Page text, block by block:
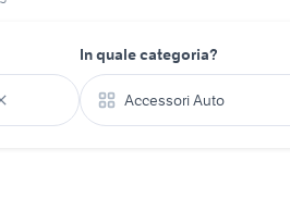
In quale categoria?
Accessori Auto